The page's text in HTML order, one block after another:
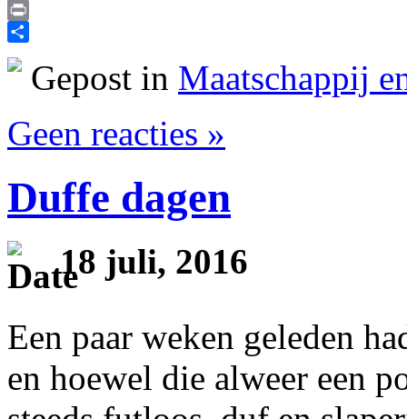
Email
Print
Gepost in Maatschappij
Geen reacties »
Duffe dagen
18 juli, 2016
Een paar weken geleden
en hoewel die alweer een